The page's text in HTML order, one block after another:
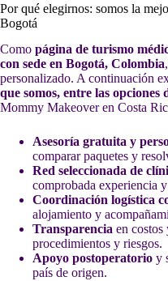
Por qué elegirnos: somos la
Bogotá
Como página de turismo
con sede en Bogotá, Colombia
personalizado. A continuación
que somos, entre las opciones
Mommy Makeover en Costa
Asesoría gratuita y
comparar paquetes y
Red seleccionada de
comprobada experiencia
Coordinación logística
alojamiento y
Transparencia en
procedimientos y riesgos.
Apoyo postoperatorio y
país de origen.